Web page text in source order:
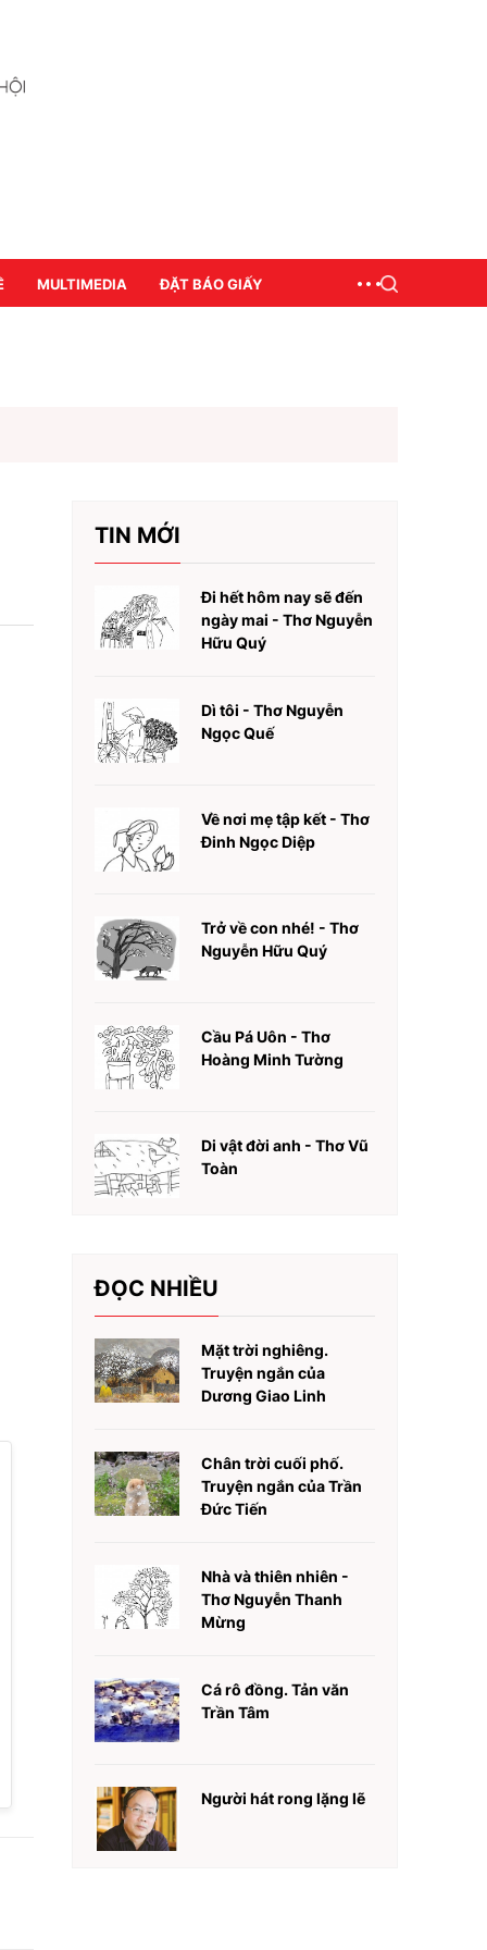
MULTIMEDIA ĐẶT BÁO GIẤY
TIN MỚI
Đi hết hôm nay sẽ đến
ngày mai - Thơ Nguyễn
Hữu Quý
Dì tôi - Thơ Nguyễn
Ngọc Quế
Về nơi mẹ tập kết - Thơ
Đinh Ngọc Diệp
Trở về con nhé! - Thơ
Nguyễn Hữu Quý
Cầu Pá Uôn - Thơ
Hoàng Minh Tường
Di vật đời anh - Thơ Vũ
Toàn
ĐỌC NHIỀU
Mặt trời nghiêng.
Truyện ngắn của
Dương Giao Linh
Chân trời cuối phố.
Truyện ngắn của Trần
Đức Tiến
Nhà và thiên nhiên -
Thơ Nguyễn Thanh
Mừng
Cá rô đồng. Tản văn
Trần Tâm
Người hát rong lặng lẽ